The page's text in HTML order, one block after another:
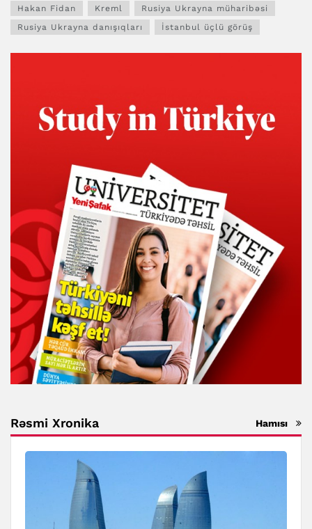
Hakan Fidan
Kreml
Rusiya Ukrayna müharibəsi
Rusiya Ukrayna danışıqları
İstanbul üçlü görüş
Rəsmi Xronika Hamısı